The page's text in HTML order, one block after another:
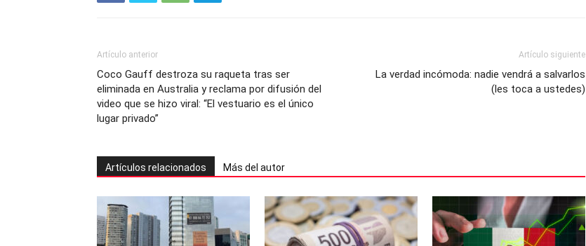
Artículo anterior
Coco Gauff destroza su raqueta tras ser
eliminada en Australia y reclama por difusión del
video que se hizo viral: “El vestuario es el único
lugar privado”
Artículo siguiente
La verdad incómoda: nadie vendrá a salvarlos
(les toca a ustedes)
Artículos relacionados Más del autor